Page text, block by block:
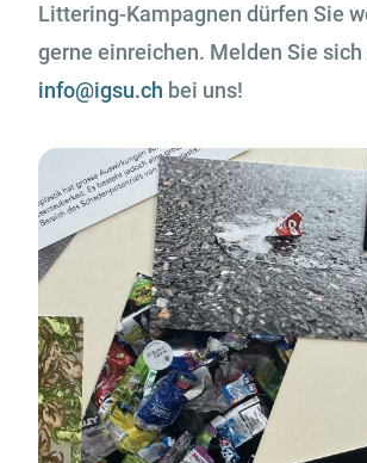
Littering-Kampagnen dürfen Sie
gerne einreichen. Melden Sie
info@igsu.ch bei uns!